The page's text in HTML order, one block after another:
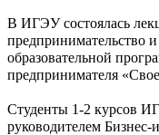
В ИГЭУ состоялась
предпринимательство
образовательной
предпринимателя
Студенты 1-2 курсов
руководителем